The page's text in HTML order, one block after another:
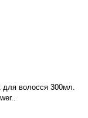
для волосся 300мл.